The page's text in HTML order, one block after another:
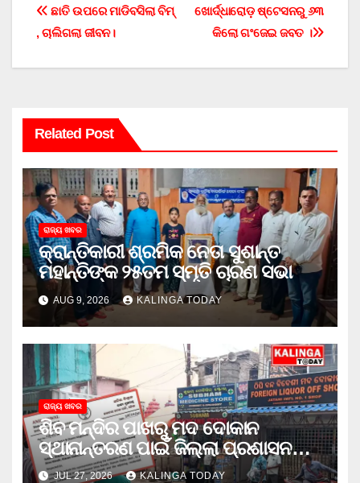
Post
navigation
ଖୋର୍ଦ୍ଧାରୋଡ଼ ଷ୍ଟେସନରୁ ୬୩
କିଲୋ ଗଂଜେଇ ଜବତ ।
ଛାତି ଉପରେ ମାଡିବସିଲା ବିମ୍
, ଚାଲିଗଲା ଜୀବନ।
Related Post
ରାଜ୍ୟ ଖବର
କ୍ରାନ୍ତିକାରୀ ଶ୍ରମିକ ନେତା ସୁଶାନ୍ତ
ମହାନ୍ତିଙ୍କ ୨୫ତମ ସ୍ମୃତି ଚାରଣ ସଭା
AUG 9, 2026 KALINGA TODAY
ରାଜ୍ୟ ଖବର
ଶିବ ମନ୍ଦିର ପାଖରୁ ମଦ ଦୋକାନ
ସ୍ଥାନାନ୍ତରଣ ପାଇଁ ଜିଲ୍ଲା ପ୍ରଶାସନକୁ
ଦାବି କଲେ ଅନିଲ
JUL 27, 2026 KALINGA TODAY